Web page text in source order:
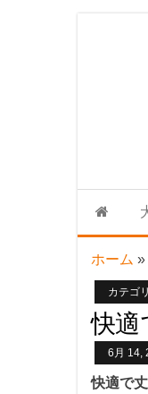
ホーム »
カテゴ
快適
6月 14,
快適で